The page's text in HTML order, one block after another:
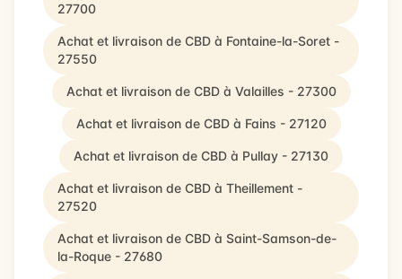
27700
Achat et livraison de CBD à Fontaine-la-Soret -
27550
Achat et livraison de CBD à Valailles - 27300
Achat et livraison de CBD à Fains - 27120
Achat et livraison de CBD à Pullay - 27130
Achat et livraison de CBD à Theillement -
27520
Achat et livraison de CBD à Saint-Samson-de-
la-Roque - 27680